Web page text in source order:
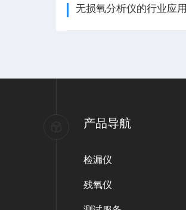
无损氧分析仪的行业应用
产品导航
检漏仪
残氧仪